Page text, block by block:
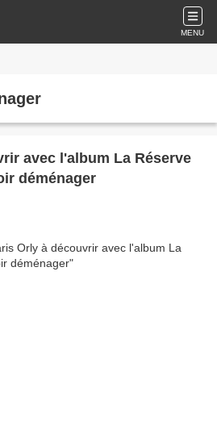
MENU
avec l'album La Réserve
déménager